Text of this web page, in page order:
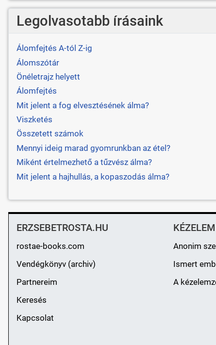
Legolvasotabb írásaink
Álomfejtés A-tól Z-ig
Álomszótár
Önéletrajz helyett
Álomfejtés
Mit jelent a fog elvesztésének álma?
Viszketés
Összetett számok
Mennyi ideig marad gyomrunkban az étel?
Miként értelmezhető a tűzvész álma?
Mit jelent a hajhullás, a kopaszodás álma?
ERZSEBETROSTA.HU
rostae-books.com
Vendégkönyv (archiv)
Partnereim
Keresés
Kapcsolat
Anonim
Ismert
A